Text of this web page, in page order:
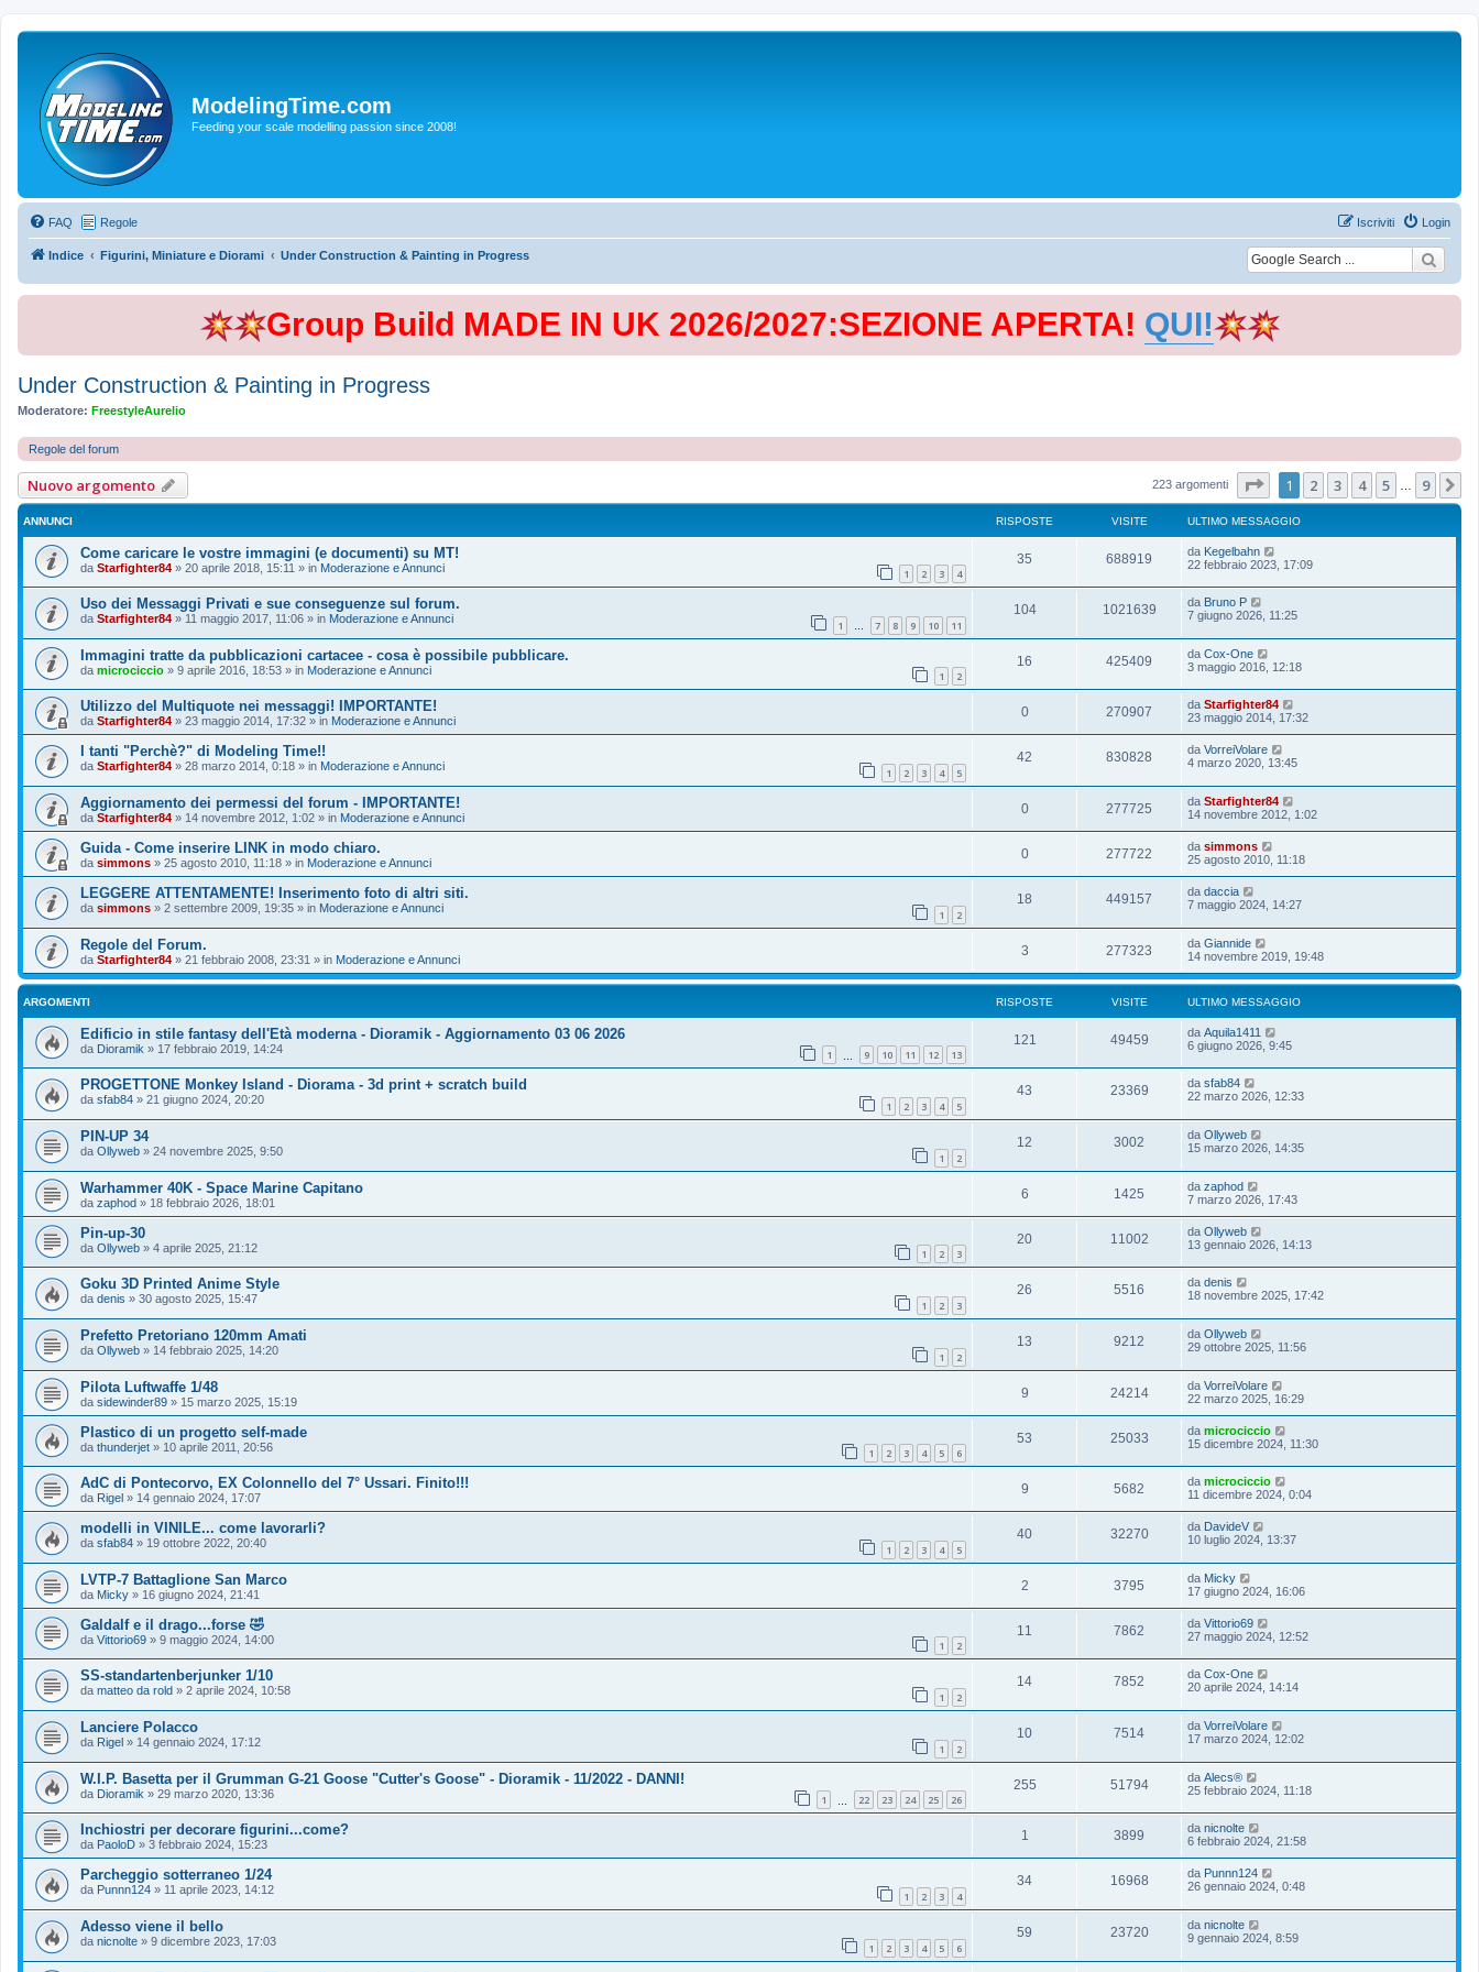
ModelingTime.com
Feeding your scale modelling passion since 2008!
FAQ Regole Login
Iscriviti
Indice Figurini, Miniature e Diorami Under Construction & Painting in Progress
Group Build MADE IN UK 2026/2027:SEZIONE APERTA! QUI!
Under Construction & Painting in Progress
Moderatore: FreestyleAurelio
Regole del forum
Nuovo argomento 223 argomenti Pagina di
1 2 3 4 5 9
ANNUNCI RISPOSTE VISITE ULTIMO MESSAGGIO
Come caricare le vostre immagini (e documenti) su MT!
da Starfighter84 » 20 aprile 2018, 15:11 » in Moderazione e Annunci 1 2 3 4
35 688919 da Kegelbahn
22 febbraio 2023, 17:09
Uso dei Messaggi Privati e sue conseguenze sul forum.
da Starfighter84 » 11 maggio 2017, 11:06 » in Moderazione e Annunci 1 … 7 8 9 10 11
104 1021639 da Bruno P
7 giugno 2026, 11:25
Immagini tratte da pubblicazioni cartacee - cosa è possibile pubblicare.
da microciccio » 9 aprile 2016, 18:53 » in Moderazione e Annunci 1 2
16 425409 da Cox-One
3 maggio 2016, 12:18
Utilizzo del Multiquote nei messaggi! IMPORTANTE!
da Starfighter84 » 23 maggio 2014, 17:32 » in Moderazione e Annunci
0 270907 da Starfighter84
23 maggio 2014, 17:32
I tanti "Perchè?" di Modeling Time!!
da Starfighter84 » 28 marzo 2014, 0:18 » in Moderazione e Annunci 1 2 3 4 5
42 830828 da VorreiVolare
4 marzo 2020, 13:45
Aggiornamento dei permessi del forum - IMPORTANTE!
da Starfighter84 » 14 novembre 2012, 1:02 » in Moderazione e Annunci
0 277725 da Starfighter84
14 novembre 2012, 1:02
Guida - Come inserire LINK in modo chiaro.
da simmons » 25 agosto 2010, 11:18 » in Moderazione e Annunci
0 277722 da simmons
25 agosto 2010, 11:18
LEGGERE ATTENTAMENTE! Inserimento foto di altri siti.
da simmons » 2 settembre 2009, 19:35 » in Moderazione e Annunci 1 2
18 449157 da daccia
7 maggio 2024, 14:27
Regole del Forum.
da Starfighter84 » 21 febbraio 2008, 23:31 » in Moderazione e Annunci
3 277323 da Giannide
14 novembre 2019, 19:48
ARGOMENTI RISPOSTE VISITE ULTIMO MESSAGGIO
Edificio in stile fantasy dell'Età moderna - Dioramik - Aggiornamento 03 06 2026
da Dioramik » 17 febbraio 2019, 14:24 1 9 10 11 12 13
121 49459 da Aquila1411
6 giugno 2026, 9:45
PROGETTONE Monkey Island - Diorama - 3d print + scratch build
da sfab84 » 21 giugno 2024, 20:20 1 2 3 4 5
43 23369 da sfab84
22 marzo 2026, 12:33
PIN-UP 34
da Ollyweb » 24 novembre 2025, 9:50 1 2
12 3002 da Ollyweb
15 marzo 2026, 14:35
Warhammer 40K - Space Marine Capitano
da zaphod » 18 febbraio 2026, 18:01
6 1425 da zaphod
7 marzo 2026, 17:43
Pin-up-30
da Ollyweb » 4 aprile 2025, 21:12 1 2 3
20 11002 da Ollyweb
13 gennaio 2026, 14:13
Goku 3D Printed Anime Style
da denis » 30 agosto 2025, 15:47 1 2 3
26 5516 da denis
18 novembre 2025, 17:42
Prefetto Pretoriano 120mm Amati
da Ollyweb » 14 febbraio 2025, 14:20 1 2
13 9212 da Ollyweb
29 ottobre 2025, 11:56
Pilota Luftwaffe 1/48
da sidewinder89 » 15 marzo 2025, 15:19
9 24214 da VorreiVolare
22 marzo 2025, 16:29
Plastico di un progetto self-made
da thunderjet » 10 aprile 2011, 20:56 1 2 3 4 5 6
53 25033 da microciccio
15 dicembre 2024, 11:30
AdC di Pontecorvo, EX Colonnello del 7° Ussari. Finito!!!
da Rigel » 14 gennaio 2024, 17:07
9 5682 da microciccio
11 dicembre 2024, 0:04
modelli in VINILE... come lavorarli?
da sfab84 » 19 ottobre 2022, 20:40 1 2 3 4 5
40 32270 da DavideV
10 luglio 2024, 13:37
LVTP-7 Battaglione San Marco
da Micky » 16 giugno 2024, 21:41
2 3795 da Micky
17 giugno 2024, 16:06
Galdalf e il drago...forse 🤣
da Vittorio69 » 9 maggio 2024, 14:00 1 2
11 7862 da Vittorio69
27 maggio 2024, 12:52
SS-standartenberjunker 1/10
da matteo da rold » 2 aprile 2024, 10:58 1 2
14 7852 da Cox-One
20 aprile 2024, 14:14
Lanciere Polacco
da Rigel » 14 gennaio 2024, 17:12 1 2
10 7514 da VorreiVolare
17 marzo 2024, 12:02
W.I.P. Basetta per il Grumman G-21 Goose "Cutter's Goose" - Dioramik - 11/2022 - DANNI!
da Dioramik » 29 marzo 2020, 13:36 1 22 23 24 25 26
255 51794 da Alecs®
25 febbraio 2024, 11:18
Inchiostri per decorare figurini...come?
da PaoloD » 3 febbraio 2024, 15:23
1 3899 da nicnolte
6 febbraio 2024, 21:58
Parcheggio sotterraneo 1/24
da Punnn124 » 11 aprile 2023, 14:12 1 2 3 4
34 16968 da Punnn124
26 gennaio 2024, 0:48
Adesso viene il bello
da nicnolte » 9 dicembre 2023, 17:03 1 2 3 4 5 6
59 23720 da nicnolte
9 gennaio 2024, 8:59